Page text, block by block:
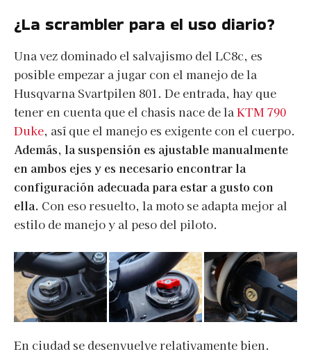
¿La scrambler para el uso diario?
Una vez dominado el salvajismo del LC8c, es
posible empezar a jugar con el manejo de la
Husqvarna Svartpilen 801. De entrada, hay que
tener en cuenta que el chasis nace de laKTM 790
Duke, así que el manejo es exigente con el cuerpo.
Además, la suspensión es ajustable manualmente
en ambos ejes y es necesario encontrar la
configuración adecuada para estar a gusto con
ella. Con eso resuelto, la moto se adapta mejor al
estilo de manejo y al peso del piloto.
En ciudad se desenvuelve relativamente bien.